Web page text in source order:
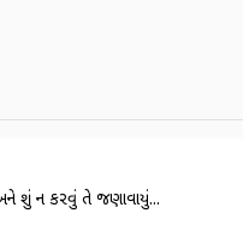
શું ન કરવું તે જણાવાયું...